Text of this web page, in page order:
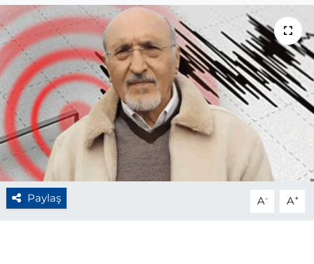
Paylaş A- A+
YAŞAM
DÜNYA
GENEL
GÜNCEL
RESMİ İLAN